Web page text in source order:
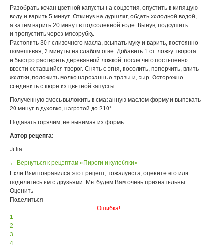
Разобрать кочан цветной капусты на соцветия, опустить в кипящую
воду и варить 5 минут. Откинув на дуршлаг, обдать холодной водой,
а затем варить 20 минут в подсоленной воде. Вынув, подсушить
и пропустить через мясорубку.
Растопить 30 г сливочного масла, всыпать муку и варить, постоянно
помешивая, 2 минуты на слабом огне. Добавить 1 ст. ложку творога
и быстро растереть деревянной ложкой, после чего постепенно
ввести оставшийся творог. Снять с огня, посолить, поперчить, влить
желтки, положить мелко нарезанные травы и, сыр. Осторожно
соединить с пюре из цветной капусты.
Полученную смесь выложить в смазанную маслом форму и выпекать
20 минут в духовке, нагретой до 210°.
Подавать горячим, не вынимая из формы.
Автор рецепта:
Julia
← Вернуться к рецептам «Пироги и кулебяки»
Если Вам понравился этот рецепт, пожалуйста, оцените его или
поделитесь им с друзьями. Мы будем Вам очень признательны.
Оценить
Поделиться
Ошибка!
1
2
3
4